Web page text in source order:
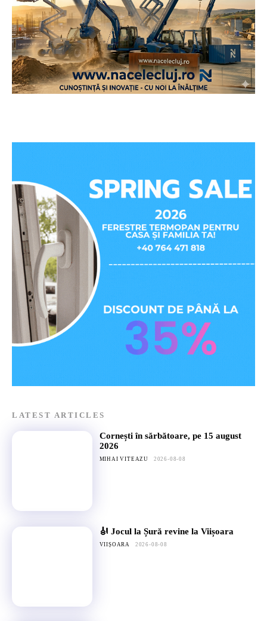
LATEST ARTICLES
Cornești în sărbătoare, pe 15 august
2026
MIHAI VITEAZU 2026-08-08
🎻 Jocul la Șură revine la Viișoara
VIIȘOARA 2026-08-08